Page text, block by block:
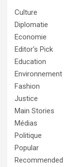
Culture
Diplomatie
Economie
Editor's Pick
Education
Environnement
Fashion
Justice
Main Stories
Médias
Politique
Popular
Recommended